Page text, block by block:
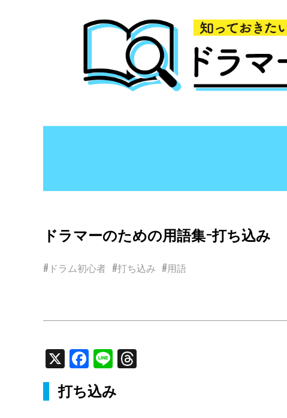
ドラマーのための用語集−打ち込み
#ドラム初心者 #打ち込み #用語
X Facebook
Line
打ち込み